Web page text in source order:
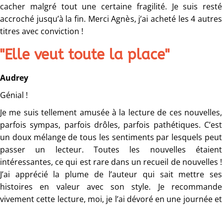
cacher malgré tout une certaine fragilité. Je suis resté
accroché jusqu’à la fin. Merci Agnès, j’ai acheté les 4 autres
titres avec conviction !
"Elle veut toute la place"
Audrey
Génial !
Je me suis tellement amusée à la lecture de ces nouvelles,
parfois sympas, parfois drôles, parfois pathétiques. C’est
un doux mélange de tous les sentiments par lesquels peut
passer un lecteur. Toutes les nouvelles étaient
intéressantes, ce qui est rare dans un recueil de nouvelles !
J’ai apprécié la plume de l’auteur qui sait mettre ses
histoires en valeur avec son style. Je recommande
vivement cette lecture, moi, je l’ai dévoré en une journée et